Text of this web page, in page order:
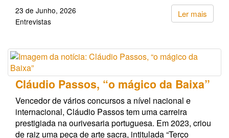
Ler mais
23 de Junho, 2026
Entrevistas
Cláudio Passos, “o mágico da Baixa”
Vencedor de vários concursos a nível nacional e
internacional, Cláudio Passos tem uma carreira
prestigiada na ourivesaria portuguesa. Em 2023, criou
de raiz uma peça de arte sacra, intitulada “Terço